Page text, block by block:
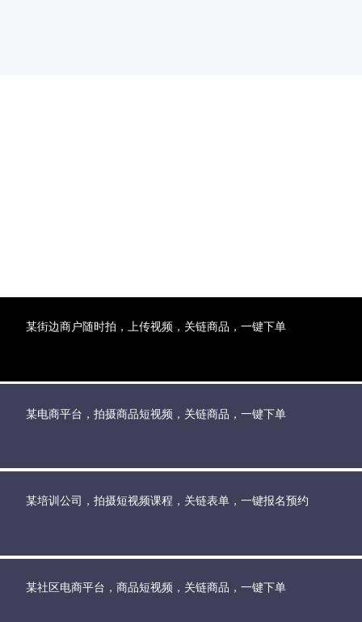
某街边商户随时拍，上传视频，关链商品，一键下单
某电商平台，拍摄商品短视频，关链商品，一键下单
某培训公司，拍摄短视频课程，关链表单，一键报名预约
某社区电商平台，商品短视频，关链商品，一键下单